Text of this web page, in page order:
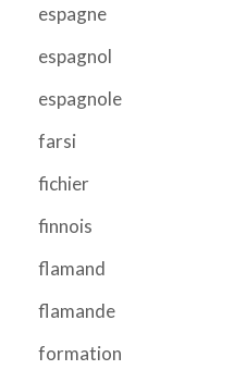
espagne
espagnol
espagnole
farsi
fichier
finnois
flamand
flamande
formation